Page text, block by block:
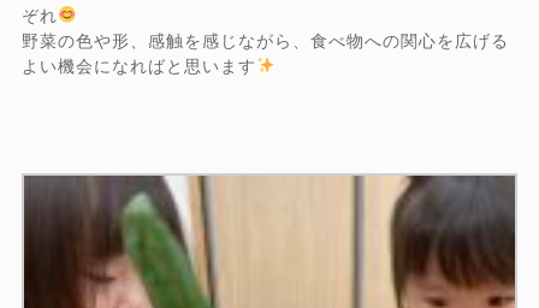
ぞれ
野菜の色や形、感触を感じながら、食べ物への関心を広げる
よい機会になればと思います